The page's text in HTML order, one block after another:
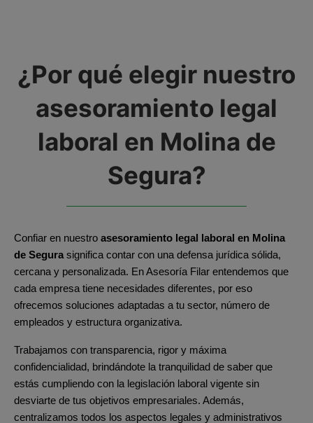
¿Por qué elegir nuestro
asesoramiento legal
laboral en Molina de
Segura?
Confiar en nuestro asesoramiento legal laboral en Molina
de Segura significa contar con una defensa jurídica sólida,
cercana y personalizada. En Asesoría Filar entendemos que
cada empresa tiene necesidades diferentes, por eso
ofrecemos soluciones adaptadas a tu sector, número de
empleados y estructura organizativa.
Trabajamos con transparencia, rigor y máxima
confidencialidad, brindándote la tranquilidad de saber que
estás cumpliendo con la legislación laboral vigente sin
desviarte de tus objetivos empresariales. Además,
centralizamos todos los aspectos legales y administrativos